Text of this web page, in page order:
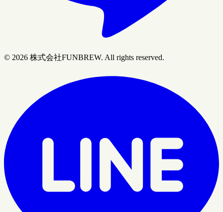
© 2026 株式会社FUNBREW. All rights reserved.